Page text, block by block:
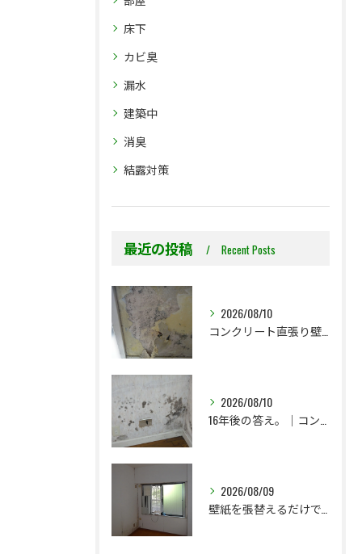
床下
カビ臭
漏水
建築中
消臭
結露対策
最近の投稿 Recent Posts
2026/08/10
コンクリート直張り壁紙は、なぜ突然黒カビが発生するのか？
2026/08/10
16年後の答え。｜コンクリート直張り壁紙はどうなったのか？
2026/08/09
壁紙を張替えるだけで、本当に大丈夫ですか？